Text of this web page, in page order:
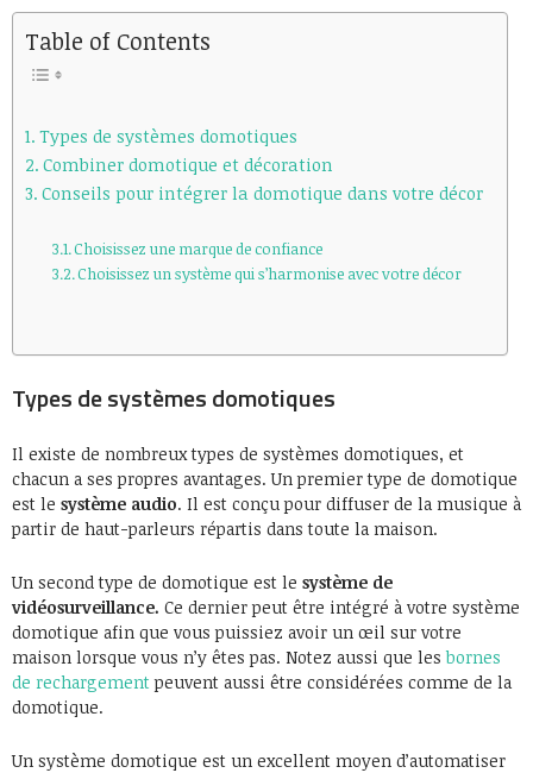
Table of Contents
Types de systèmes domotiques
Combiner domotique et décoration
Conseils pour intégrer la domotique dans votre décor
Choisissez une marque de confiance
Choisissez un système qui s’harmonise avec votre décor
Types de systèmes domotiques
Il existe de nombreux types de systèmes domotiques, et
chacun a ses propres avantages. Un premier type de domotique
est le système audio. Il est conçu pour diffuser de la musique à
partir de haut-parleurs répartis dans toute la maison.
Un second type de domotique est le système de
vidéosurveillance. Ce dernier peut être intégré à votre système
domotique afin que vous puissiez avoir un œil sur votre
maison lorsque vous n’y êtes pas. Notez aussi que lesbornes
de rechargement peuvent aussi être considérées comme de la
domotique.
Un système domotique est un excellent moyen d’automatiser